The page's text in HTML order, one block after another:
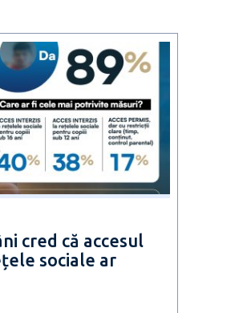
cred că accesul
sociale ar